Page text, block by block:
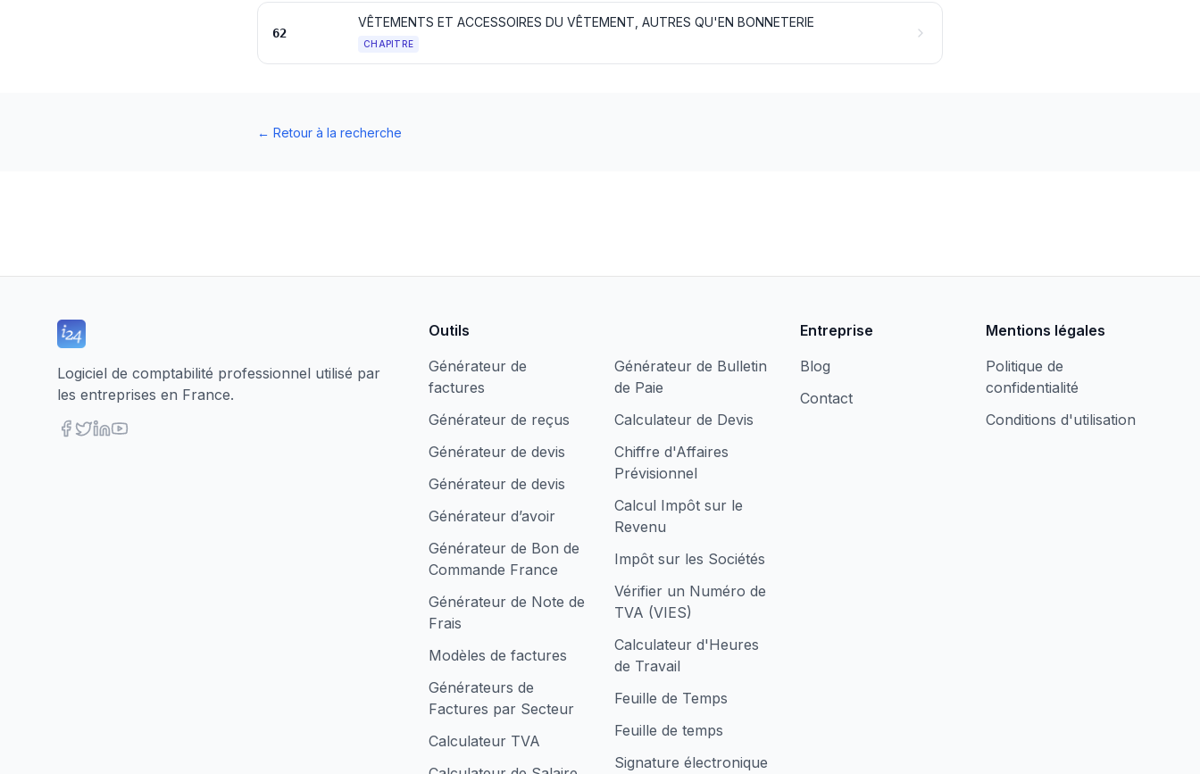
62
VÊTEMENTS ET ACCESSOIRES DU VÊTEMENT, AUTRES QU'EN BONNETERIE
CHAPITRE
← Retour à la recherche
Logiciel de comptabilité professionnel utilisé par
les entreprises en France.
Outils
Générateur de
factures
Générateur de reçus
Générateur de devis
Générateur de devis
Générateur d’avoir
Générateur de Bon de
Commande France
Générateur de Note de
Frais
Modèles de factures
Générateurs de
Factures par Secteur
Calculateur TVA
Générateur de Bulletin
de Paie
Calculateur de Devis
Chiffre d'Affaires
Prévisionnel
Calcul Impôt sur le
Revenu
Impôt sur les Sociétés
Vérifier un Numéro de
TVA (VIES)
Calculateur d'Heures
de Travail
Feuille de Temps
Feuille de temps
Signature électronique
Entreprise
Blog
Contact
Mentions légales
Politique de
confidentialité
Conditions d'utilisation